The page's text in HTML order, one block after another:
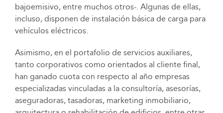
bajoemisivo, entre muchos otros-. Algunas de ellas,
incluso, disponen de instalación básica de carga para
vehículos eléctricos.
Asimismo, en el portafolio de servicios auxiliares,
tanto corporativos como orientados al cliente final,
han ganado cuota con respecto al año empresas
especializadas vinculadas a la consultoría, asesorías,
aseguradoras, tasadoras, marketing inmobiliario,